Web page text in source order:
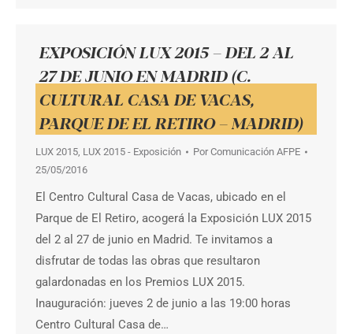
EXPOSICIÓN LUX 2015 – DEL 2 AL
27 DE JUNIO EN MADRID (C.
CULTURAL CASA DE VACAS,
PARQUE DE EL RETIRO – MADRID)
LUX 2015, LUX 2015 - Exposición PorComunicación AFPE
25/05/2016
El Centro Cultural Casa de Vacas, ubicado en el
Parque de El Retiro, acogerá la Exposición LUX 2015
del 2 al 27 de junio en Madrid. Te invitamos a
disfrutar de todas las obras que resultaron
galardonadas en los Premios LUX 2015.
Inauguración: jueves 2 de junio a las 19:00 horas
Centro Cultural Casa de…